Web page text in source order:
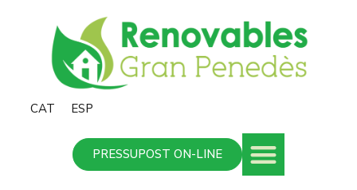
CAT ESP
PRESSUPOST ON-LINE